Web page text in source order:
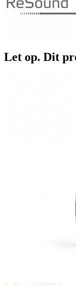
Let op. Dit